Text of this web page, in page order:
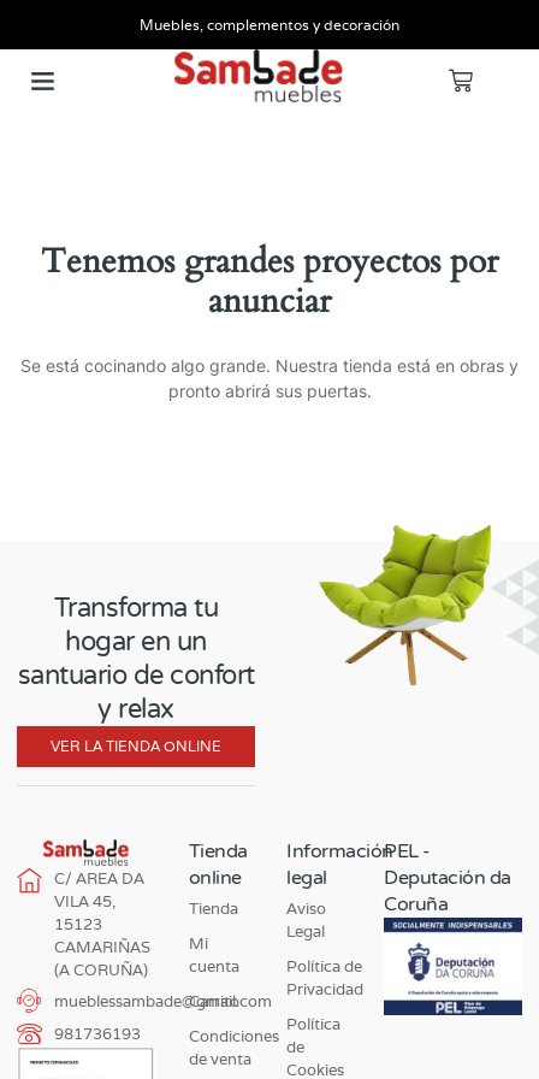
Muebles, complementos y decoración
Tenemos grandes proyectos por
anunciar
Se está cocinando algo grande. Nuestra tienda está en obras y
pronto abrirá sus puertas.
Transforma tu
hogar en un
santuario de confort
y relax
VER LA TIENDA ONLINE
C/ AREA DA
VILA 45,
15123
CAMARIÑAS
(A CORUÑA)
mueblessambade@gmail.com
981736193
Tienda
online
Tienda
Mi
cuenta
Carrito
Condiciones
de venta
Información
legal
Aviso
Legal
Política de
Privacidad
Política
de
Cookies
PEL -
Deputación da
Coruña